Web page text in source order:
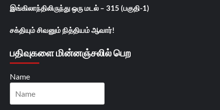
இங்கிலாந்திலிருந்து ஒரு மடல் – 315 (பகுதி-1)
சக்தியும் சிவனும் நித்தியம் ஆவார்!
பதிவுகளை மின்னஞ்சலில் பெற
Name